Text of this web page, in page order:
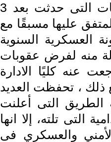
أمور، فقد رفض أوباما كافة الترتيبيات التى حدثت بعد 3
المتفق عليها مسبقًا مع
العسكرية السنوية
منه لفرض عقوبات
عنه كليًا الادارة
ذلك ، تحفظت العديد
الطريق التى أعلنت
الدامية التى تلته، إلا انها
والعسكري فى